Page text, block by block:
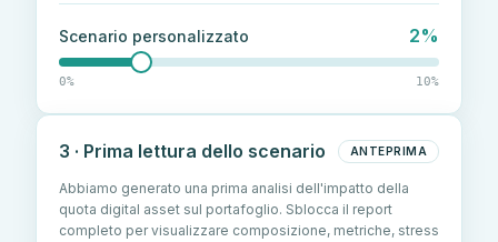
Scenario personalizzato 2%
0% 10%
3 · Prima lettura dello scenario ANTEPRIMA
Abbiamo generato una prima analisi dell'impatto della
quota digital asset sul portafoglio. Sblocca il report
completo per visualizzare composizione, metriche, stress